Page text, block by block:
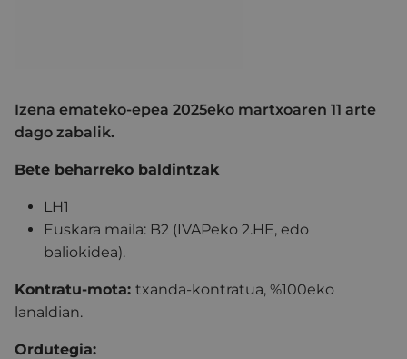
Izena emateko-epea 2025eko martxoaren 11 arte
dago zabalik.
Bete beharreko baldintzak
LH1
Euskara maila: B2 (IVAPeko 2.HE, edo
baliokidea).
Kontratu-mota: txanda-kontratua, %100eko
lanaldian.
Ordutegia: